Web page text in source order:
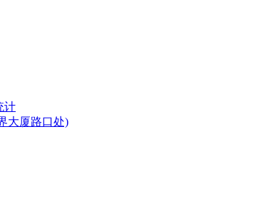
计
大厦路口处)